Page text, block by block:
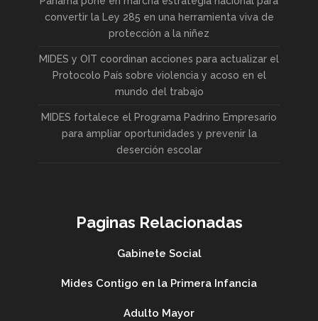
convertir la Ley 285 en una herramienta viva de
protección a la niñez
MIDES y OIT coordinan acciones para actualizar el
Protocolo País sobre violencia y acoso en el
mundo del trabajo
MIDES fortalece el Programa Padrino Empresario
para ampliar oportunidades y prevenir la
deserción escolar
Paginas Relacionadas
Gabinete Social
Mides Contigo en la Primera Infancia
Adulto Mayor